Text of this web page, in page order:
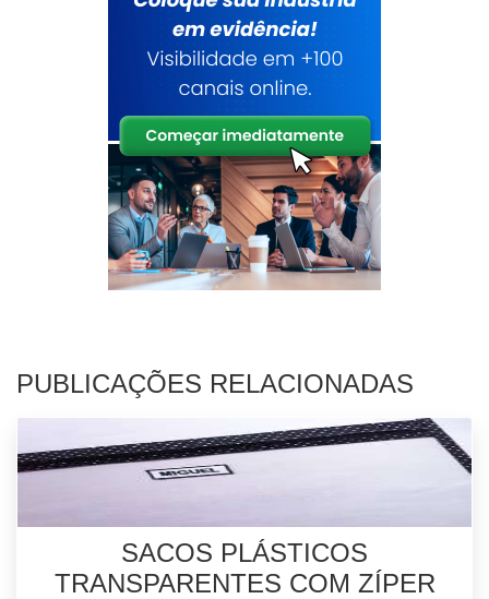
PUBLICAÇÕES RELACIONADAS
SACOS PLÁSTICOS
TRANSPARENTES COM ZÍPER